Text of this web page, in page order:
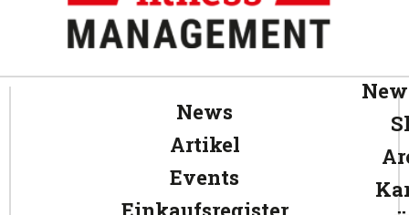
News
Artikel
Events